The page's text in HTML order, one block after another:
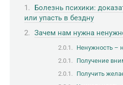
Болезнь психики:
или упасть в бездну
Зачем нам нужна
Ненужность –
Получение
Получить